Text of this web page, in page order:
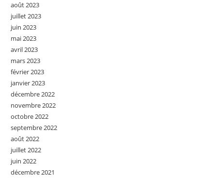
août 2023
juillet 2023
juin 2023
mai 2023
avril 2023
mars 2023
février 2023
janvier 2023
décembre 2022
novembre 2022
octobre 2022
septembre 2022
août 2022
juillet 2022
juin 2022
décembre 2021